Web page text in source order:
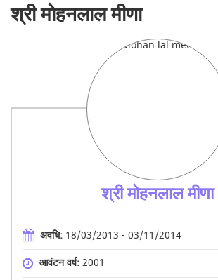
श्री मोहनलाल मीणा
श्री मोहनलाल मीणा
अवधि: 18/03/2013 - 03/11/2014
आवंटन वर्ष:2001